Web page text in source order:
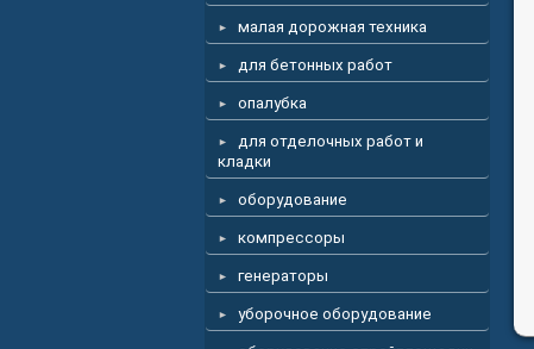
малая дорожная техника
для бетонных работ
опалубка
для отделочных работ и
кладки
оборудование
компрессоры
генераторы
уборочное оборудование